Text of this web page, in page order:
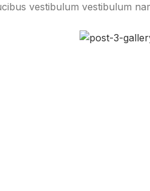
vestibulum vestibulum